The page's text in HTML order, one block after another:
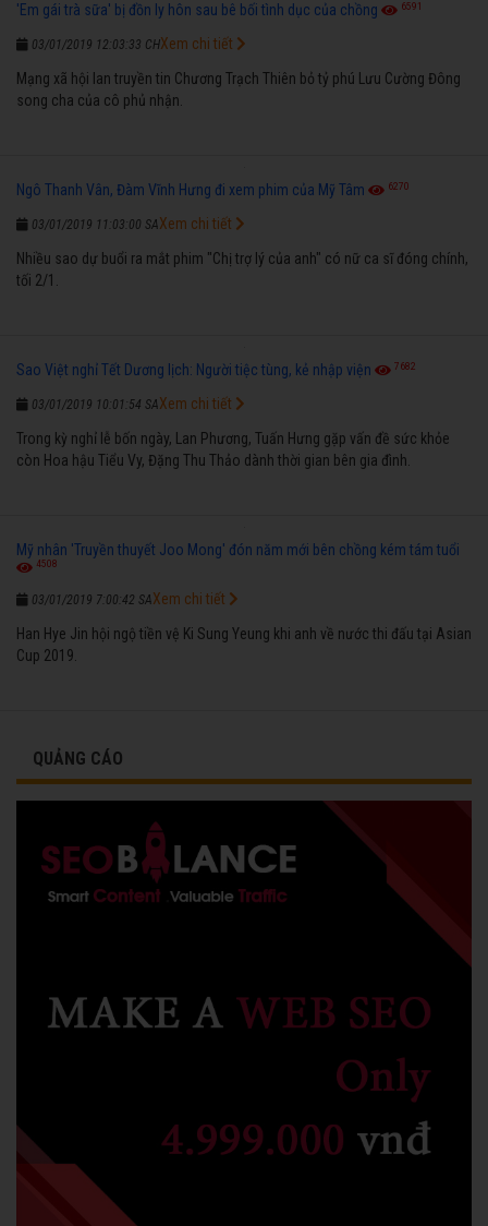
'Em gái trà sữa' bị đồn ly hôn sau bê bối tình dục của chồng 6591
03/01/2019 12:03:33 CH
Mạng xã hội lan truyền tin Chương Trạch Thiên bỏ tỷ phú Lưu Cường Đông
song cha của cô phủ nhận.
Xem chi tiết
Ngô Thanh Vân, Đàm Vĩnh Hưng đi xem phim của Mỹ Tâm 6270
03/01/2019 11:03:00 SA
Nhiều sao dự buổi ra mắt phim "Chị trợ lý của anh" có nữ ca sĩ đóng chính,
tối 2/1.
Xem chi tiết
Sao Việt nghỉ Tết Dương lịch: Người tiệc tùng, kẻ nhập viện 7682
03/01/2019 10:01:54 SA
Trong kỳ nghỉ lễ bốn ngày, Lan Phương, Tuấn Hưng gặp vấn đề sức khỏe
còn Hoa hậu Tiểu Vy, Đặng Thu Thảo dành thời gian bên gia đình.
Xem chi tiết
Mỹ nhân 'Truyền thuyết Joo Mong' đón năm mới bên chồng kém tám tuổi
4508
03/01/2019 7:00:42 SA
Han Hye Jin hội ngộ tiền vệ Ki Sung Yeung khi anh về nước thi đấu tại Asian
Cup 2019.
Xem chi tiết
QUẢNG CÁO